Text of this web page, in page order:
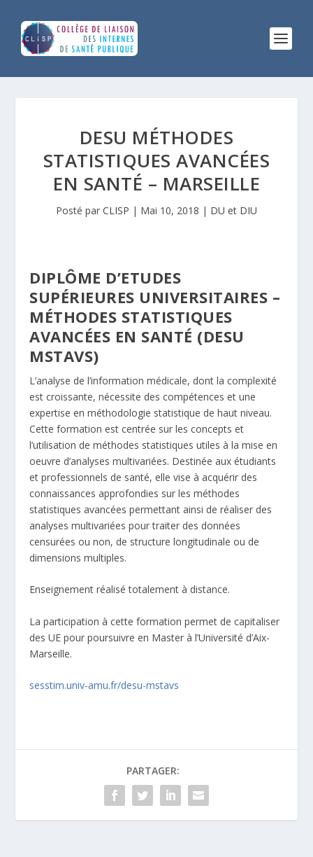
DESU MÉTHODES
STATISTIQUES AVANCÉES
EN SANTÉ – MARSEILLE
Posté par CLISP | Mai 10, 2018 | DU et DIU
DIPLÔME D’ETUDES
SUPÉRIEURES UNIVERSITAIRES –
MÉTHODES STATISTIQUES
AVANCÉES EN SANTÉ (DESU
MSTAVS)
L’analyse de l’information médicale, dont la complexité
est croissante, nécessite des compétences et une
expertise en méthodologie statistique de haut niveau.
Cette formation est centrée sur les concepts et
l’utilisation de méthodes statistiques utiles à la mise en
oeuvre d’analyses multivariées. Destinée aux étudiants
et professionnels de santé, elle vise à acquérir des
connaissances approfondies sur les méthodes
statistiques avancées permettant ainsi de réaliser des
analyses multivariées pour traiter des données
censurées ou non, de structure longitudinale ou de
dimensions multiples.
Enseignement réalisé totalement à distance.
La participation à cette formation permet de capitaliser
des UE pour poursuivre en Master à l’Université d’Aix-
Marseille.
sesstim.univ-amu.fr/desu-mstavs
PARTAGER: